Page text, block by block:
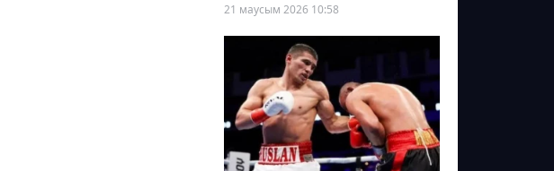
21 маусым 2026 10:58